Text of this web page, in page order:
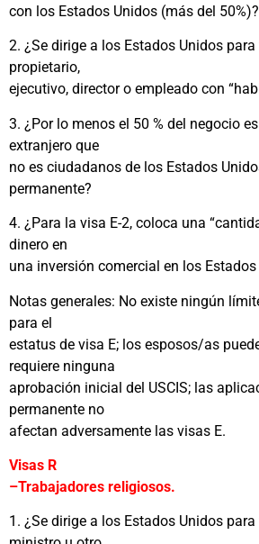
con los Estados Unidos (más del 50%)?
2. ¿Se dirige a los Estados Unidos
propietario,
ejecutivo, director o empleado con
3. ¿Por lo menos el 50 % del negocio
extranjero que
no es ciudadanos de los Estados
permanente?
4. ¿Para la visa E-2, coloca una
dinero en
una inversión comercial en los Estados
Notas generales: No existe ningún
para el
estatus de visa E; los esposos/as
requiere ninguna
aprobación inicial del USCIS; las
permanente no
afectan adversamente las visas E.
Visas R
–Trabajadores religiosos.
1. ¿Se dirige a los Estados Unidos